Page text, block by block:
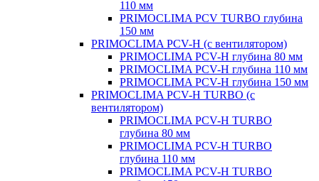
110 мм
PRIMOCLIMA PCV TURBO глубина
150 мм
PRIMOCLIMA PCV-H (c вентилятором)
PRIMOCLIMA PCV-H глубина 80 мм
PRIMOCLIMA PCV-H глубина 110 мм
PRIMOCLIMA PCV-H глубина 150 мм
PRIMOCLIMA PCV-H TURBO (c
вентилятором)
PRIMOCLIMA PCV-H TURBO
глубина 80 мм
PRIMOCLIMA PCV-H TURBO
глубина 110 мм
PRIMOCLIMA PCV-H TURBO